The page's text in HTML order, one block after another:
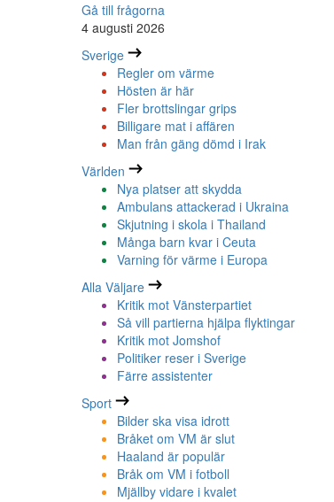
Gå till frågorna
4 augusti 2026
Sverige
Regler om värme
Hösten är här
Fler brottslingar grips
Billigare mat i affären
Man från gäng dömd i Irak
Världen
Nya platser att skydda
Ambulans attackerad i Ukraina
Skjutning i skola i Thailand
Många barn kvar i Ceuta
Varning för värme i Europa
Alla Väljare
Kritik mot Vänsterpartiet
Så vill partierna hjälpa flyktingar
Kritik mot Jomshof
Politiker reser i Sverige
Färre assistenter
Sport
Bilder ska visa idrott
Bråket om VM är slut
Haaland är populär
Bråk om VM i fotboll
Mjällby vidare i kvalet